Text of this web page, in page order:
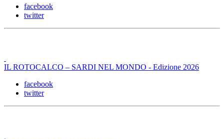
facebook
twitter
IL ROTOCALCO – SARDI NEL MONDO - Edizione 2026
facebook
twitter